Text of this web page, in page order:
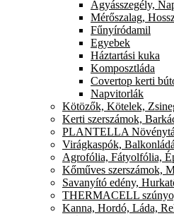
Ágyásszegély,
Mérőszalag,
Fűnyíródamil
Egyebek
Háztartási kuka
Komposztláda
Covertop kerti
Napvitorlák
Kötözők, Kötelek,
Kerti szerszámok,
PLANTELLA
Virágkaspók,
Agrofólia, Fátyolfólia,
Kőműves szerszámok,
Savanyító edény,
THERMACELL
Kanna, Hordó, Láda,